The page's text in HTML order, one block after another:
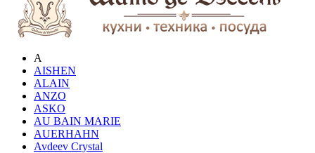
A
AISHEN
ALAIN
ANZO
ASKO
AU BAIN MARIE
AUERHAHN
Avdeev Crystal